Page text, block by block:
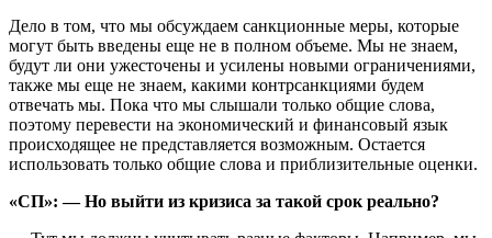
Дело в том, что мы обсуждаем санкционные меры, которые
могут быть введены еще не в полном объеме. Мы не знаем,
будут ли они ужесточены и усилены новыми ограничениями,
также мы еще не знаем, какими контрсанкциями будем
отвечать мы. Пока что мы слышали только общие слова,
поэтому перевести на экономический и финансовый язык
происходящее не представляется возможным. Остается
использовать только общие слова и приблизительные оценки.
«СП»: — Но выйти из кризиса за такой срок реально?